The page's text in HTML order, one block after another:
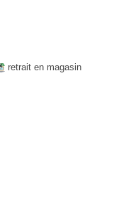
retrait en magasin